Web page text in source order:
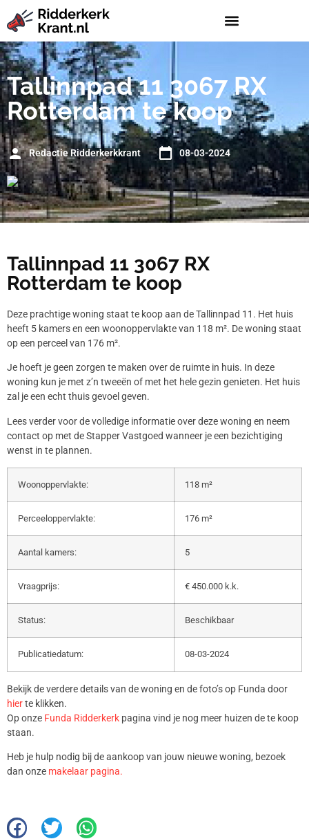
Tallinnpad 11 3067 RX
Rotterdam te koop
Redactie Ridderkerkkrant 08-03-2024
Tallinnpad 11 3067 RX
Rotterdam te koop
Deze prachtige woning staat te koop aan de Tallinnpad 11. Het huis
heeft 5 kamers en een woonoppervlakte van 118 m². De woning staat
op een perceel van 176 m².
Je hoeft je geen zorgen te maken over de ruimte in huis. In deze
woning kun je met z’n tweeën of met het hele gezin genieten. Het huis
zal je een echt thuis gevoel geven.
Lees verder voor de volledige informatie over deze woning en neem
contact op met de Stapper Vastgoed wanneer je een bezichtiging
wenst in te plannen.
Woonoppervlakte: 118 m²
Perceeloppervlakte: 176 m²
Aantal kamers: 5
Vraagprijs: € 450.000 k.k.
Status: Beschikbaar
Publicatiedatum: 08-03-2024
Bekijk de verdere details van de woning en de foto’s op Funda door
hierte klikken.
Op onze Funda Ridderkerk pagina vind je nog meer huizen de te koop
staan.
Heb je hulp nodig bij de aankoop van jouw nieuwe woning, bezoek
dan onze makelaar pagina.